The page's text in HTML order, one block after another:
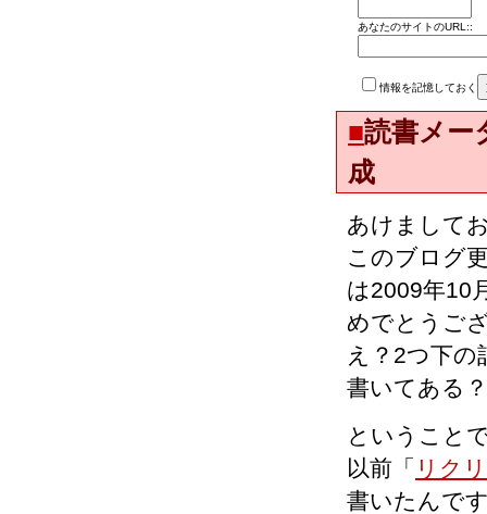
あなたのサイトのURL::
情報を記憶しておく
■読書メー
成
あけまして
このブログ
は2009年10
めでとうご
え？2つ下
書いてある
ということ
以前「 リク
書いたんで